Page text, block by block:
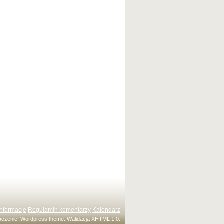
Regulamin komentarzy Kalendarz
Wordpress theme. WalidacjaXHTML 1.0.